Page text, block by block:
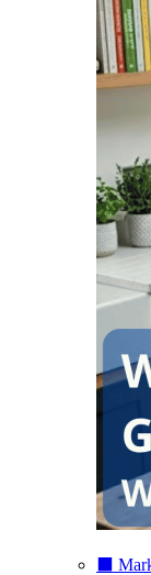
⬛️